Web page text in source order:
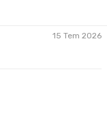
15 Tem 2026